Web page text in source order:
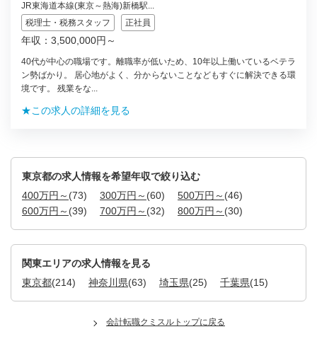
JR東海道本線(東京～熱海)新橋駅...
税理士・税務スタッフ
正社員
年収：3,500,000円～
40代が中心の職場です。離職率が低いため、10年以上働いているベテラ
ン勢ばかり。 居心地がよく、分からないことなどもすぐに解決できる環
境です。 残業をな...
★この求人の詳細を見る
東京都の求人情報を希望年収で絞り込む
400万円～ (73) 300万円～ (60) 500万円～ (46)
600万円～ (39) 700万円～ (32) 800万円～ (30)
関東エリアの求人情報を見る
東京都(214) 神奈川県(63) 埼玉県(25) 千葉県(15)
会計転職クミスルトップに戻る